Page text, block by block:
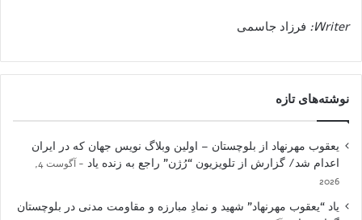
Writer: فرزاد جاسمی
نوشته‌های تازه
یعقوب مهرنهاد از بلوچستان – اولین وبلاگ نویس جهان که در ایران
اعدام شد/ گزارش از تلویزیون “رُژن” راجع به زنده یاد
آگوست 4,
2026
یاد “یعقوب مهرنهاد” شهید و نمادِ مبارزه و مقاومت مدنی در بلوچستان